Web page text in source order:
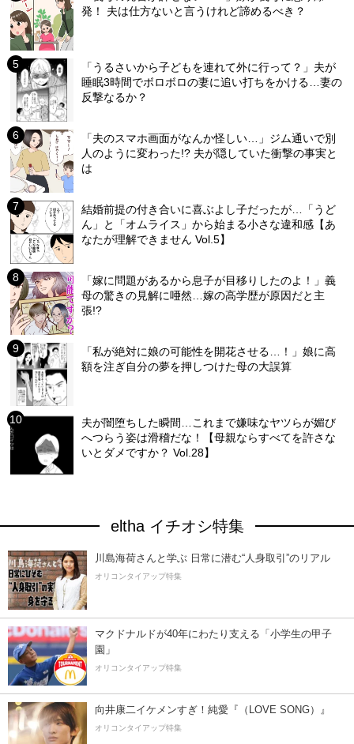
発！ 夫は仕方ないと言うけれど諦めるべき？
「うるさいから子どもを連れて外に行って？」夫が
睡眠3時間でボロボロの妻に追い打ちをかける…妻の
反撃なるか？
「夫のスマホ画面がなんか怪しい…」ジム通いで別
人のように変わった!? 夫が隠していた衝撃の事実と
は
結婚前提の付き合いに喜ぶよし子だったが…「うど
ん」と「オムライス」から始まる小さな違和感【あ
なたが理解できません Vol.5】
「嫁に問題があるから息子が目移りしたのよ！」義
母の驚きの見解に唖然…嫁の高学歴が原因だと主
張!?
「私が絶対に娘の可能性を開花させる…！」娘に高
額を注ぎ自分の夢を押しつけた母の大誤算
夫が闇堕ちした瞬間…これまで嫌味なヤツらが媚び
へつらう姿は滑稽だな！【母親ならすべてを許さな
いとダメですか？ Vol.28】
eltha イチオシ特集
川島海荷さんと学ぶ 日常に潜む“人身取引”のリアル
オリコンタイアップ特集
マクドナルドが40年にわたり支える「小学生の甲子
園」
オリコンタイアップ特集
向井康二イケメンすぎ！純愛『（LOVE SONG）』
オリコンタイアップ特集